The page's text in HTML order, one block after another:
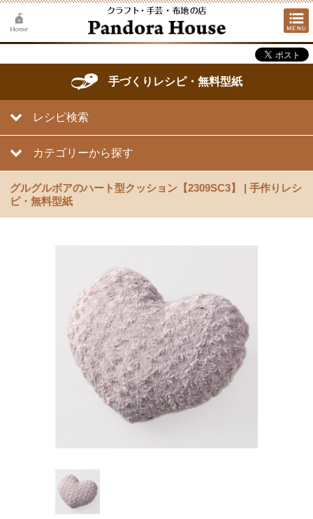
手づくりレシピ・無料型紙
レシピ検索
カテゴリーから探す
グルグルボアのハート型クッション【2309SC3】 | 手作りレシ
ピ・無料型紙